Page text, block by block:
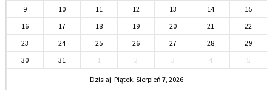
9
10 11 12 13 14
15
16
17 18 19 20 21
22
23
24 25 26 27 28
29
30
31 1 2 3 4 5
Dzisiaj: Piątek, Sierpień 7, 2026